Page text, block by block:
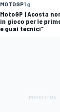
MOTOGP1 g
MotoGP | Acosta
in gioco per le
e guai tecnici"